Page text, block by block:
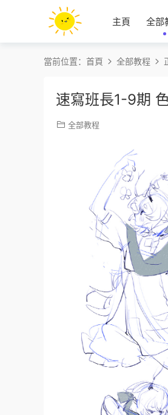
主頁 全部
當前位置： 首頁 全部教程
速寫班長1-9期
全部教程